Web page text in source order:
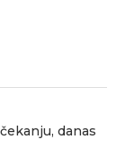
danas